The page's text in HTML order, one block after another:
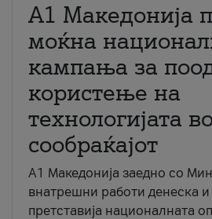
A1 Македонија
моќна
кампања за
користење на
технологијата
сообраќајот
A1 Македонија заедно со
внатрешни работи денеска и
претставија националната